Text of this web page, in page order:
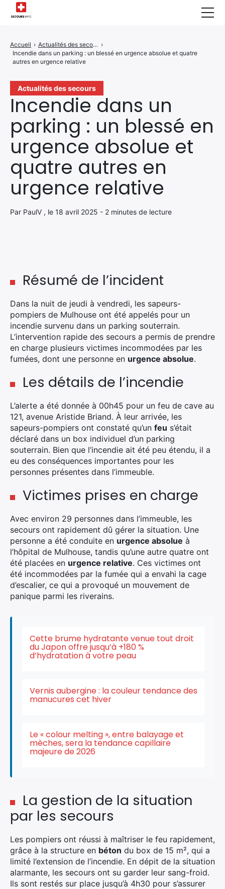
Actualités des secours
Incendie dans un
parking : un blessé en
urgence absolue et
quatre autres en
urgence relative
Par PaulV , le 18 avril 2025 - 2 minutes de lecture
Accueil › Actualités des secours ›
Incendie dans un parking : un blessé en urgence absolue et quatre
autres en urgence relative
Résumé de l’incident
Dans la nuit de jeudi à vendredi, les sapeurs-
pompiers de Mulhouse ont été appelés pour un
incendie survenu dans un parking souterrain.
L’intervention rapide des secours a permis de prendre
en charge plusieurs victimes incommodées par les
fumées, dont une personne en urgence absolue.
Les détails de l’incendie
L’alerte a été donnée à 00h45 pour un feu de cave au
121, avenue Aristide Briand. À leur arrivée, les
sapeurs-pompiers ont constaté qu’un feu s’était
déclaré dans un box individuel d’un parking
souterrain. Bien que l’incendie ait été peu étendu, il a
eu des conséquences importantes pour les
personnes présentes dans l’immeuble.
Victimes prises en charge
Avec environ 29 personnes dans l’immeuble, les
secours ont rapidement dû gérer la situation. Une
personne a été conduite en urgence absolue à
l’hôpital de Mulhouse, tandis qu’une autre quatre ont
été placées en urgence relative. Ces victimes ont
été incommodées par la fumée qui a envahi la cage
d’escalier, ce qui a provoqué un mouvement de
panique parmi les riverains.
Cette brume hydratante venue tout droit
du Japon offre jusqu’à +180 %
d’hydratation à votre peau
Vernis aubergine : la couleur tendance des
manucures cet hiver
Le « colour melting », entre balayage et
mèches, sera la tendance capillaire
majeure de 2026
La gestion de la situation
par les secours
Les pompiers ont réussi à maîtriser le feu rapidement,
grâce à la structure en béton du box de 15 m², qui a
limité l’extension de l’incendie. En dépit de la situation
alarmante, les secours ont su garder leur sang-froid.
Ils sont restés sur place jusqu’à 4h30 pour s’assurer
Infos & Conseils
Actualités des Secours
Santé & Bien-être
A propos de Nous
Contactez-nous
Politique de Confidentialité
×